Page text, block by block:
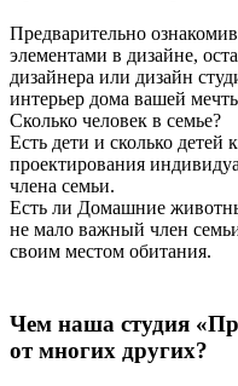
Предварительно
элементами в дизайне,
дизайнера или дизайн
интерьер дома вашей
Сколько человек в семье?
Есть дети и сколько детей
проектирования
члена семьи.
Есть ли Домашние
не мало важный член
своим местом обитания.
Чем наша студия
от многих других?